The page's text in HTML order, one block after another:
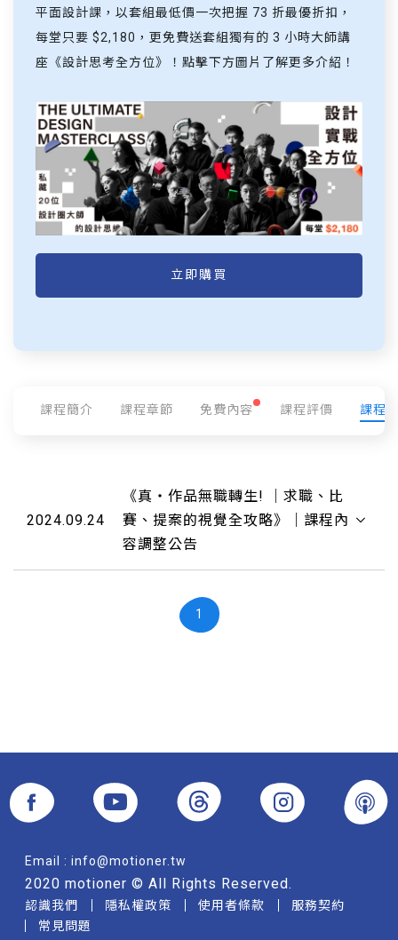
課程簡介 課程章節 免費內容 課程評價 課程
2024.09.24
《真・作品無職轉生! ｜求職、比
賽、提案的視覺全攻略》｜課程內
容調整公告
1
平面設計課，以套組最低價一次把握 73 折最優折扣，
每堂只要 $2,180，更免費送套組獨有的 3 小時大師講
座《設計思考全方位》！點擊下方圖片了解更多介紹！
立即購買
Email : info@motioner.tw
2020 motioner © All Rights Reserved.
認識我們 隱私權政策 使用者條款
服務契約
常見問題